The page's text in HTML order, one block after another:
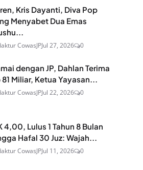
Kris Dayanti, Diva Pop
Menyabet Dua Emas
CowasJPJul 27, 2026 0
dengan JP, Dahlan Terima
81 Miliar, Ketua Yayasan...
CowasJPJul 22, 2026 0
4,00, Lulus 1 Tahun 8 Bulan
Hafal 30 Juz: Wajah...
CowasJPJul 11, 2026 0